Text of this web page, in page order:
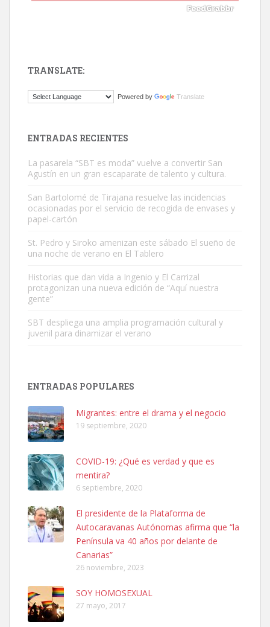
Este gato macho ha aparecido en la calle hace menos de un mes,
Adopción urgente
Busco adopción responsable para mi perra. Pastor alemán,
hembra, 4 años. Por motivos personales ...
Leales.org » Gran Canaria
Ninfa perdida
El día 5 se los perdió una ninfa papillera, asustada tiene miedo a la
calle, se perdió por la zon...
Leales.org » Gran Canaria
6.7.2025
TRANSLATE:
Powered by Translate
ENTRADAS RECIENTES
La pasarela “SBT es moda” vuelve a convertir San
Agustín en un gran escaparate de talento y cultura.
San Bartolomé de Tirajana resuelve las incidencias
ocasionadas por el servicio de recogida de envases y
papel-cartón
St. Pedro y Siroko amenizan este sábado El sueño de
una noche de verano en El Tablero
Historias que dan vida a Ingenio y El Carrizal
protagonizan una nueva edición de “Aquí nuestra
gente”
SBT despliega una amplia programación cultural y
juvenil para dinamizar el verano
ENTRADAS POPULARES
Migrantes: entre el drama y el negocio
19 septiembre, 2020
COVID-19: ¿Qué es verdad y que es
mentira?
6 septiembre, 2020
El presidente de la Plataforma de
Autocaravanas Autónomas afirma que “la
Península va 40 años por delante de
Canarias”
26 noviembre, 2023
SOY HOMOSEXUAL
27 mayo, 2017